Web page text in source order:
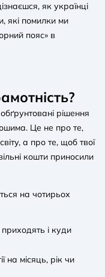
як українці
які помилки ми
пояс» в
рішення
Це не про те,
а про те, щоб твої
кошти приносили
на чотирьох
і куди
на місяць, рік чи